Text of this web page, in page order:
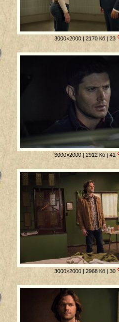
3000×2000 | 2170 Кб | 23
3000×2000 | 2912 Кб | 41
3000×2000 | 2968 Кб | 30